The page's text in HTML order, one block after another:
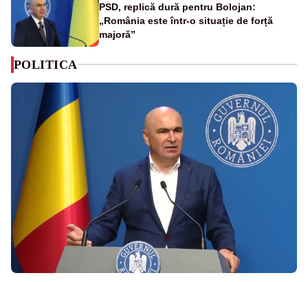
PSD, replică dură pentru Bolojan:
„România este într-o situație de forță
majoră”
POLITICA